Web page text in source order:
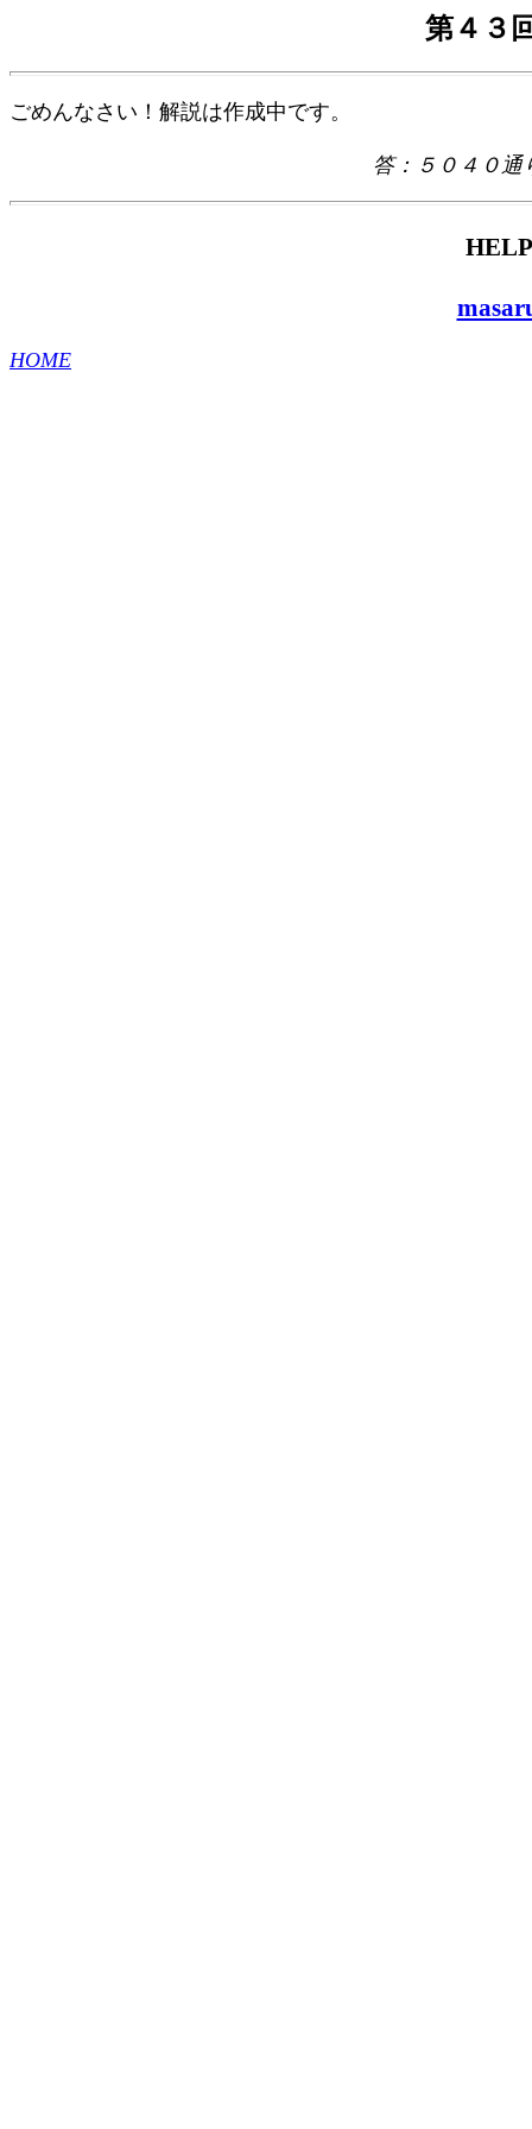
第４３
ごめんなさい！解説は作成中です。
答：５０４０通
HOME